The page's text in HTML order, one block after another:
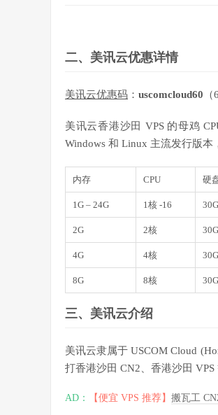
二、美讯云优惠详情
美讯云优惠码 ： uscomcloud60
美讯云香港沙田 VPS 的母鸡
Windows 和 Linux 主流发行版本
内存 CPU 硬
1G – 24G 1核 -16
2G 2核
4G 4核
8G 8核
三、美讯云介绍
美讯云隶属于 USCOM Cloud
打香港沙田 CN2、香港沙田
AD： 【便宜 VPS 推荐】 搬瓦工